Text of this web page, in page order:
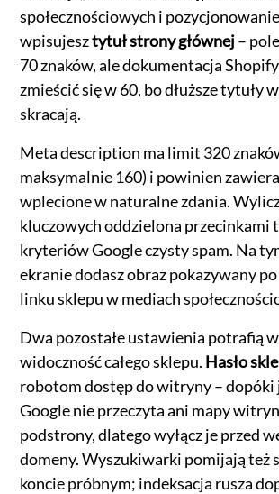
społecznościowych i
wpisujesztytuł strony głównej–
70 znaków, ale dokumentacja
zmieścić się w 60, bo dłuższe tytuły
skracają.
Meta description ma limit 320
maksymalnie 160) i powinien
wplecione w naturalne zdania.
kluczowych oddzielona przecinkami
kryteriów Google czysty spam. Na
ekranie dodasz obraz pokazywany
linku sklepu w mediach
Dwa pozostałe ustawienia potrafią
widoczność całego sklepu. Hasło
robotom dostęp do witryny – dopóki
Google nie przeczyta ani mapy
podstrony, dlatego wyłącz je przed
domeny. Wyszukiwarki pomijają też
koncie próbnym; indeksacja rusza